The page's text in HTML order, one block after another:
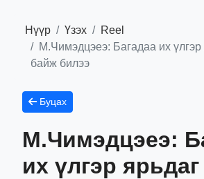
Нүүр Үзэх
Reel
М.Чимэдцэеэ: Багадаа их үлгэр
байж билээ
Буцах
М.Чимэдцэеэ:
их үлгэр